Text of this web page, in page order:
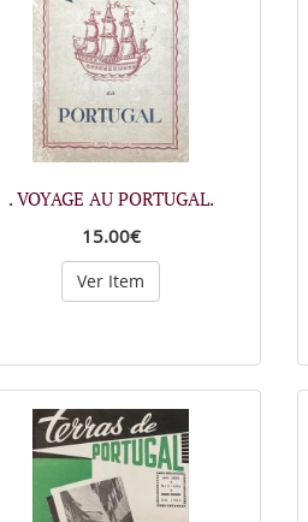
. VOYAGE AU PORTUGAL.
15.00€
Ver Item